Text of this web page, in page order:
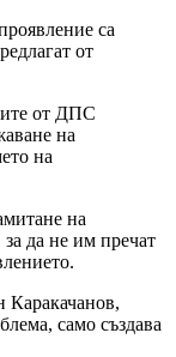
са
от
от ДПС
на
на
на
да не им пречат
Каракачанов,
само създава